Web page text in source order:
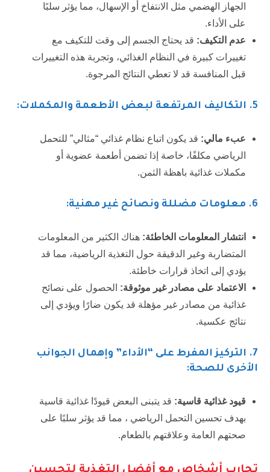
الجهاز الهضمي مثل الانتفاخ أو الإسهال، مما يؤثر سلبًا
على الأداء.
عدم التكيف: قد يحتاج الجسم إلى وقت للتكيف مع
تغييرات كبيرة في النظام الغذائي، وتجربة هذه التغييرات
قبل المنافسة قد لا تعطي النتائج المرجوة.
5. التكاليف المرتفعة لبعض الأطعمة والمكملات:
عبء مالي: قد يكون اتباع نظام غذائي “مثالي” للتحمل
الرياضي مكلفًا، خاصة إذا تضمن أطعمة عضوية أو
مكملات غذائية باهظة الثمن.
6. معلومات مضللة ونصائح غير مهنية:
انتشار المعلومات الخاطئة: هناك الكثير من المعلومات
المتضاربة وغير الدقيقة حول التغذية الرياضية، مما قد
يؤدي إلى اتخاذ قرارات خاطئة.
الاعتماد على مصادر غير موثوقة: الحصول على نصائح
غذائية من مصادر غير مؤهلة قد يكون ضارًا ويؤدي إلى
نتائج عكسية.
7. التركيز المفرط على “الأداء” وإهمال الجوانب
الأخرى للصحة:
قيود غذائية قاسية: قد يتبنى البعض قيودًا غذائية قاسية
بهدف تحسين التحمل الرياضي ، مما قد يؤثر سلبًا على
صحتهم العامة وعلاقتهم بالطعام.